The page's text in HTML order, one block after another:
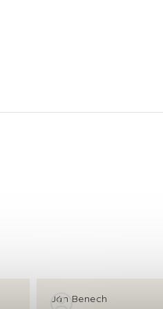
Ján Benech